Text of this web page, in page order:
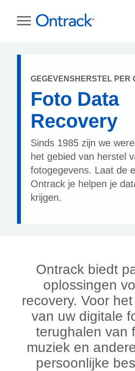
GEGEVENSHERSTEL PER
Foto Data
Recovery
Sinds 1985 zijn we
het gebied van herstel
fotogegevens. Laat de
Ontrack je helpen je
krijgen.
Ontrack biedt
oplossingen
recovery. Voor
van uw digitale
terughalen van
muziek en
persoonlijke